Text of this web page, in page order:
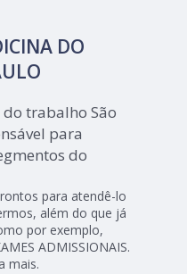
DO
trabalho São
para
do
para atendê-lo
além do que já
por exemplo,
ADMISSIONAIS.
mais.